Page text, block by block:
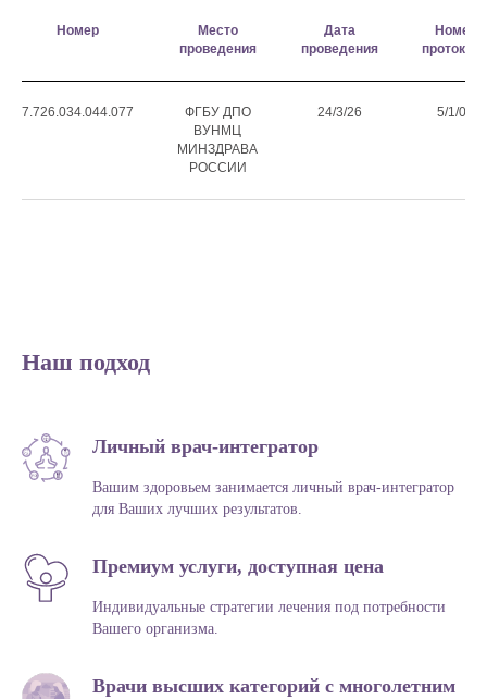
Номер
Место
проведения
Дата
проведения
Номер
7.726.034.044.077
ФГБУ ДПО
ВУНМЦ
МИНЗДРАВА
РОССИИ
24/3/26 5/1/00
Наш подход
Личный врач-интегратор
Вашим здоровьем занимается личный врач-интегратор
для Ваших лучших результатов.
Премиум услуги, доступная цена
Индивидуальные стратегии лечения под потребности
Вашего организма.
Врачи высших категорий с многолетним
✓ Рекомендации по эстетическим
✓ Подробное объяснение заключений
и рекомендаций
✓ Индивидуальный план терапии